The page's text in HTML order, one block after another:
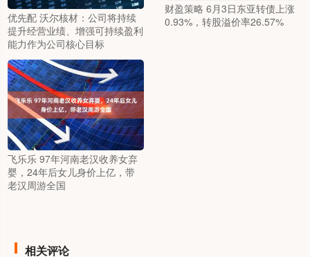
优先配 沃尔核材：公司将持续
提升经营业绩、增强可持续盈利
能力作为公司核心目标
财盈策略 6月3日东亚转债上涨
0.93%，转股溢价率26.57%
飞乐乐 97年河南老汉收养女弃
婴，24年后女儿身价上亿，带
老汉周游全国
相关评论